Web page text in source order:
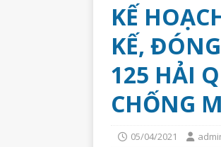
KẾ
KẾ,
125 HẢI
CHỐNG
05/04/2021